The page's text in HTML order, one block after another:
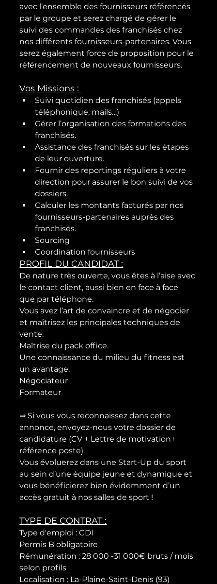
avec l’ensemble des fournisseurs référencés
par le groupe et serez chargé de gérer le
suivi des commandes des franchisés chez
nos différents fournisseurs-partenaires. Vous
serez également force de proposition pour le
Vos Missions :
Suivi quotidien des franchisés (appels
téléphonique, mails…)
Gérer l’organisation des formations des
franchisés.
Assistance des franchisés sur les étapes
de leur ouverture.
Fournir des reportings réguliers à votre
direction pour assurer le bon suivi de vos
dossiers.
Calculer les montants facturés par nos
fournisseurs-partenaires auprès des
franchisés.
Sourcing
Coordination fournisseurs
PROFIL DU CANDIDAT :
De nature très ouverte, vous êtes à l’aise avec
le contact client, aussi bien en face à face
que par téléphone.
Vous avez l’art de convaincre et de négocier
et maîtrisez les principales techniques de
vente.
Maîtrise du pack office.
Une connaissance du milieu du fitness est
un avantage.
Négociateur
Formateur
⇒ Si vous vous reconnaissez dans cette
annonce, envoyez-nous votre dossier de
candidature (CV + Lettre de motivation+
référence poste)
Vous évoluerez dans une Start-Up du sport
au sein d’une équipe jeune et dynamique et
vous bénéficierez bien évidemment d’un
TYPE DE CONTRAT :
Type d'emploi : CDI
Permis B obligatoire
Rémunération : 28 000 -31 000€ bruts / mois
selon profils
Localisation : La-Plaine-Saint-Denis (93)